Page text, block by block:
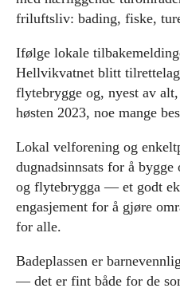
friluftsliv: bading, fiske,
Ifølge lokale
Hellvikvatnet blitt
flytebrygge og, nyest av
høsten 2023, noe mange
Lokal velforening og
dugnadsinnsats for å
og flytebrygga — et godt
engasjement for å gjøre
for alle.
Badeplassen er
— det er fint både for de